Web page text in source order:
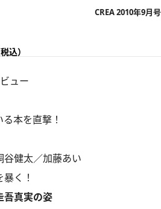
CREA 2010年9月号
込）
ュー
本を直撃！
谷健太／加藤あい
く！
吾真実の姿